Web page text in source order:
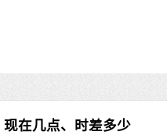
在几点、时差多少